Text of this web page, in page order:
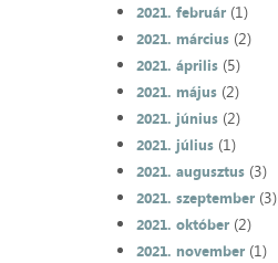
2021. február(1)
2021. március(2)
2021. április(5)
2021. május(2)
2021. június(2)
2021. július(1)
2021. augusztus(3)
2021. szeptember(3)
2021. október(2)
2021. november(1)